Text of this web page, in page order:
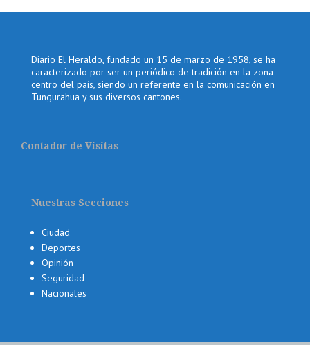
Diario El Heraldo, fundado un 15 de marzo de 1958, se ha
caracterizado por ser un periódico de tradición en la zona
centro del país, siendo un referente en la comunicación en
Tungurahua y sus diversos cantones.
Contador de Visitas
Nuestras Secciones
Ciudad
Deportes
Opinión
Seguridad
Nacionales